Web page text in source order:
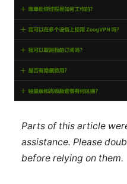
Parts of this article
assistance. Please
before relying on them.